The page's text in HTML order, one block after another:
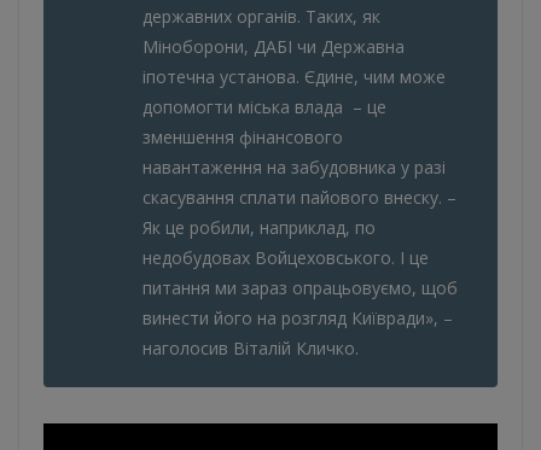
державних органів. Таких, як
Міноборони, ДАБІ чи Державна
іпотечна установа. Єдине, чим може
допомогти міська влада – це
зменшення фінансового
навантаження на забудовника у разі
скасування сплати пайового внеску. –
Як це робили, наприклад, по
недобудовах Войцеховського. І це
питання ми зараз опрацьовуємо, щоб
винести його на розгляд Київради», –
наголосив Віталій Кличко.